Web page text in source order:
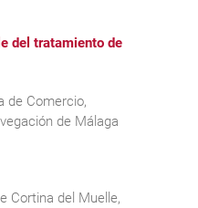
del tratamiento de
de Comercio,
de Málaga
Cortina del Muelle,